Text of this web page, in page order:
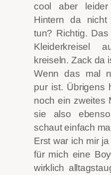
cool aber
Hintern da nicht
tun? Richtig.
Kleiderkreisel
kreiseln. Zack da
Wenn das mal
pur ist. Übrigens
noch ein zweites
sie also
schaut einfach
Erst war ich mir
für mich eine
wirklich